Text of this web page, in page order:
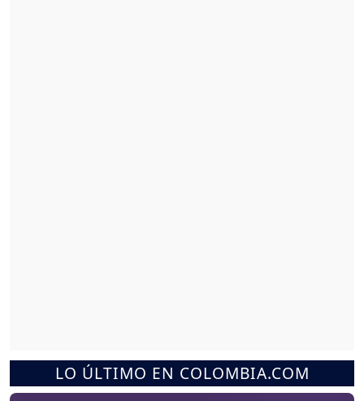
LO ÚLTIMO EN COLOMBIA.COM